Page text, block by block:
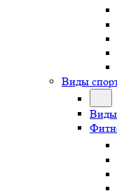
Виды
Виды